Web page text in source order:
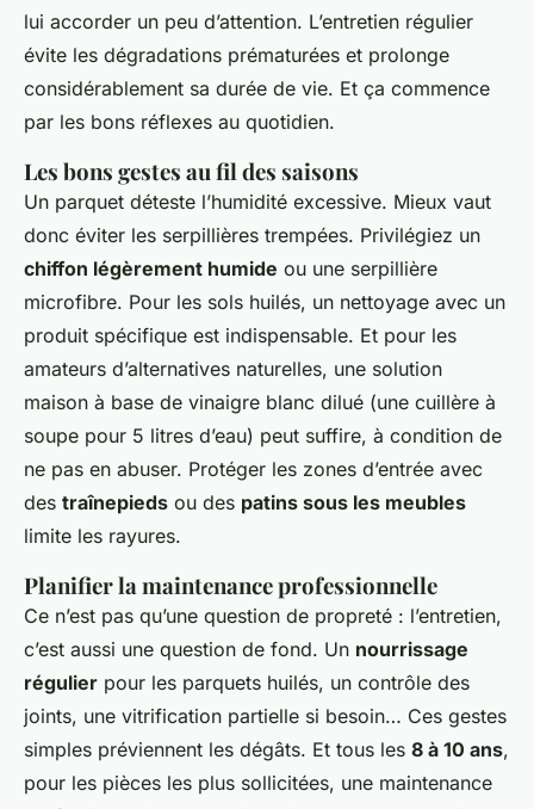
lui accorder un peu d’attention. L’entretien régulier
évite les dégradations prématurées et prolonge
considérablement sa durée de vie. Et ça commence
par les bons réflexes au quotidien.
Les bons gestes au fil des saisons
Un parquet déteste l’humidité excessive. Mieux vaut
donc éviter les serpillières trempées. Privilégiez un
chiffon légèrement humide ou une serpillière
microfibre. Pour les sols huilés, un nettoyage avec un
produit spécifique est indispensable. Et pour les
amateurs d’alternatives naturelles, une solution
maison à base de vinaigre blanc dilué (une cuillère à
soupe pour 5 litres d’eau) peut suffire, à condition de
ne pas en abuser. Protéger les zones d’entrée avec
des traînepieds ou des patins sous les meubles
limite les rayures.
Planifier la maintenance professionnelle
Ce n’est pas qu’une question de propreté : l’entretien,
c’est aussi une question de fond. Un nourrissage
régulier pour les parquets huilés, un contrôle des
joints, une vitrification partielle si besoin… Ces gestes
simples préviennent les dégâts. Et tous les 8 à 10 ans,
pour les pièces les plus sollicitées, une maintenance